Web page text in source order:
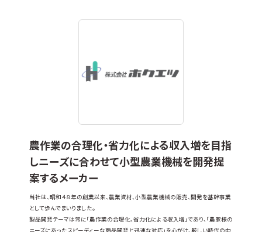
農作業の合理化・省力化による収入増を目指
しニーズに合わせて小型農業機械を開発提
案するメーカー
当社は、昭和４８年の創業以来、農業資材、小型農業機械の販売、開発を基幹事業
として歩んでまいりました。
製品開発テーマは常に「農作業の合理化、省力化による収入増」であり、「農家様の